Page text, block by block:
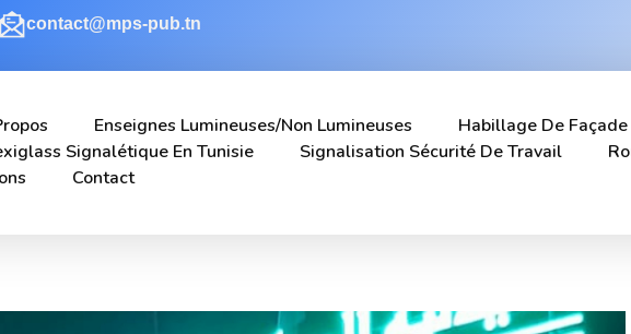
contact@mps-pub.tn
Enseignes Lumineuses/non Lumineuses
Habillage De Façade
Signalétique En Tunisie
Signalisation Sécurité De Travail
Contact